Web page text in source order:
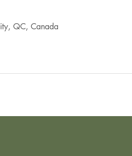
QC, Canada